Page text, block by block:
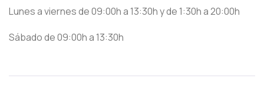
Lunes a viernes de 09:00h a 13:30h y de 1:30h a 20:00h
Sábado de 09:00h a 13:30h